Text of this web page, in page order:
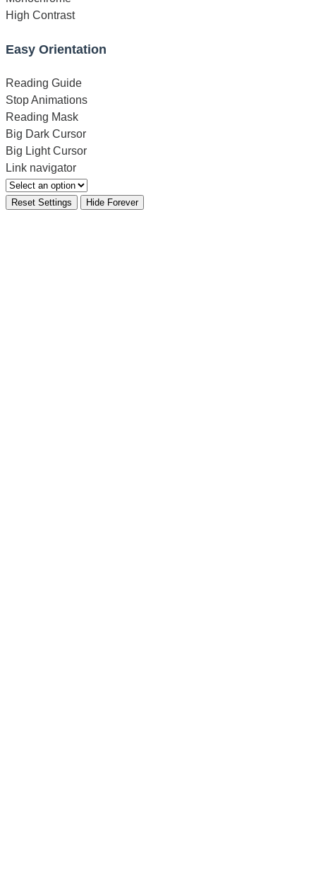
High Contrast
Easy Orientation
Reading Guide
Stop Animations
Reading Mask
Big Dark Cursor
Big Light Cursor
Link navigator
Reset Settings Hide Forever